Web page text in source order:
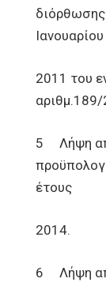
Ιανουαρίου
2011 του
5 Λήψη
έτους
2014.
6 Λήψη